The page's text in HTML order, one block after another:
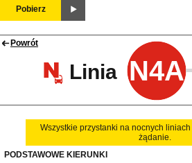
Pobierz
Powrót
Linia N4A
Wszystkie przystanki na nocnych
żądanie.
PODSTAWOWE KIERUNKI